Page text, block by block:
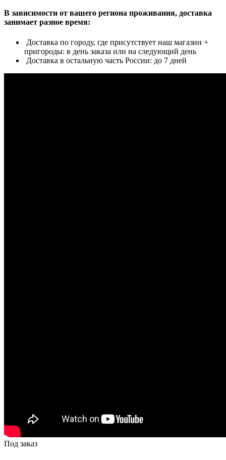
В зависимости от вашего региона проживания, доставка
занимает разное время:
Доставка по городу, где присутствует наш магазин +
пригороды: в день заказа или на следующий день
Доставка в остальную часть России: до 7 дней
Под заказ